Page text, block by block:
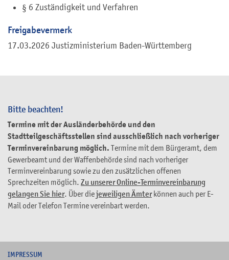
Bitte beachten!
Termine mit der Ausländerbehörde und den
Stadtteilgeschäftsstellen sind ausschließlich nach vorheriger
Terminvereinbarung möglich. Termine mit dem Bürgeramt, dem
Gewerbeamt und der Waffenbehörde sind nach vorheriger
Terminvereinbarung sowie zu den zusätzlichen offenen
Sprechzeiten möglich. Zu unserer Online-Terminvereinbarung
gelangen Sie hier. Über diejeweiligen Ämterkönnen auch per E-
Mail oder Telefon Termine vereinbart werden.
§ 6 Zuständigkeit und Verfahren
Freigabevermerk
17.03.2026 Justizministerium Baden-Württemberg
IMPRESSUM